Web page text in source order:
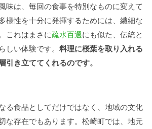
味は、毎回の食事を特別なものに変えて
様性を十分に発揮するためには、繊細な
これはまさに疏水百選にも似た、伝統と
しい体験です。 料理に桜葉を取り入れる
引き立ててくれるのです。
る食品としてだけではなく、地域の文化
な存在でもあります。松崎町では、地元